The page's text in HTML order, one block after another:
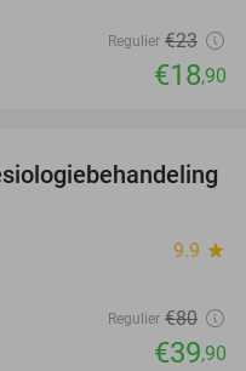
Regulier €23
€18,90
50%
9.9 star
Regulier €80
€39,90